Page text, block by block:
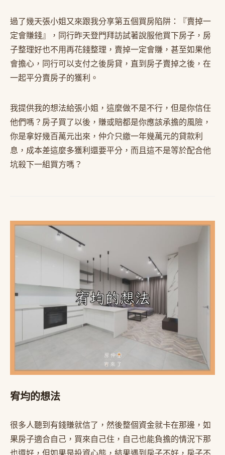
過了幾天張小姐又來跟我分享第五個買房陷阱：『賣掉一
定會賺錢』，同行昨天登門拜訪試著說服他買下房子，房
子整理好也不用再花錢整理，賣掉一定會賺，甚至如果他
會擔心，同行可以支付之後房貸，直到房子賣掉之後，在
一起平分賣房子的獲利。
我提供我的想法給張小姐，這麼做不是不行，但是你信任
他們嗎？房子買了以後，賺或賠都是你應該承擔的風險，
你是拿好幾百萬元出來，仲介只繳一年幾萬元的貸款利
息，成本差這麼多獲利還要平分，而且這不是等於配合他
坑殺下一組買方嗎？
宥均的想法
很多人聽到有錢賺就信了，然後整個資金就卡在那邊，如
果房子適合自己，買來自己住，自己也能負擔的情況下那
也還好，但如果是投資心態，結果遇到房子不好，房子不